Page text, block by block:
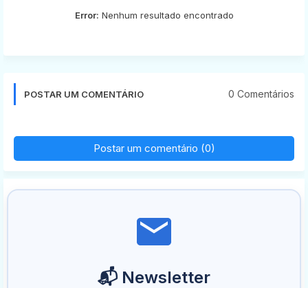
Error: Nenhum resultado encontrado
POSTAR UM COMENTÁRIO 0 Comentários
Postar um comentário (0)
📬 Newsletter